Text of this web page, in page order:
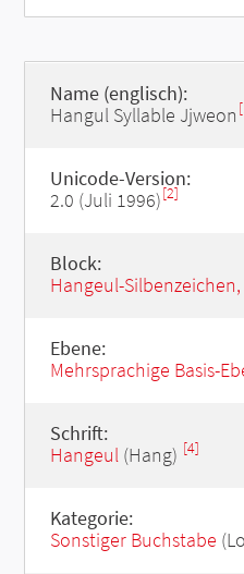
Name (englisch):
Hangul Syllable Jjweon
Unicode-Version:
2.0 (Juli 1996)[2]
Block:
Hangeul-Silbenzeichen,
Ebene:
Mehrsprachige Basis-
Schrift:
Hangeul(Hang) [4]
Kategorie:
Sonstiger Buchstabe